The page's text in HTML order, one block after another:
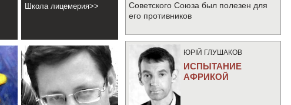
Школа лицемерия>>
Советского Союза был полезен для
его противников
ЮРIЙ ГЛУШАКОВ
ИСПЫТАНИЕ
АФРИКОЙ